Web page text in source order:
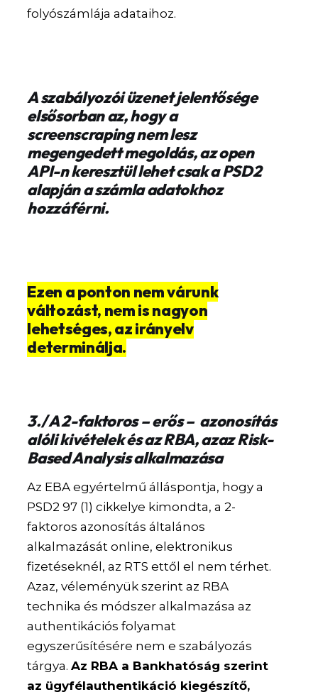
folyószámlája adataihoz.
A szabályozói üzenet jelentősége
elsősorban az, hogy a
screenscraping nem lesz
megengedett megoldás, az open
API-n keresztül lehet csak a PSD2
alapján a számla adatokhoz
hozzáférni.
Ezen a ponton nem várunk
változást, nem is nagyon
lehetséges, az irányelv
determinálja.
3./ A 2-faktoros – erős – azonosítás
alóli kivételek és az RBA, azaz Risk-
Based Analysis alkalmazása
Az EBA egyértelmű álláspontja, hogy a
PSD2 97 (1) cikkelye kimondta, a 2-
faktoros azonosítás általános
alkalmazását online, elektronikus
fizetéseknél, az RTS ettől el nem térhet.
Azaz, véleményük szerint az RBA
technika és módszer alkalmazása az
authentikációs folyamat
egyszerűsítésére nem e szabályozás
tárgya.Az RBA a Bankhatóság szerint
az ügyfélauthentikáció kiegészítő,